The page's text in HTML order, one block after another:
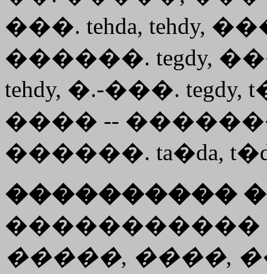
���. tehda, tehdy,
������. tegdy,
tehdy, �.-���.
���� --
������. ta�da,
����������
�����, ����,